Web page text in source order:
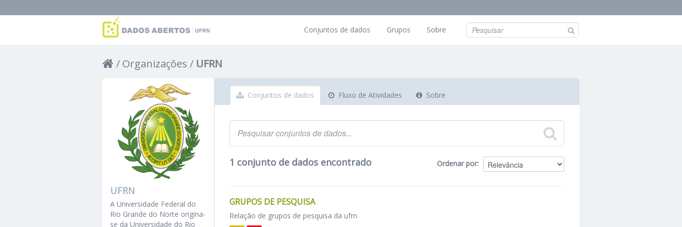
Conjuntos de dados Grupos Sobre
Organizações UFRN
Conjuntos de dados Fluxo de Atividades Sobre
Ordenar por
1 conjunto de dados encontrado
GRUPOS DE PESQUISA
Relação de grupos de pesquisa da ufrn
UFRN
A Universidade Federal do
Rio Grande do Norte origina-
se da Universidade do Rio